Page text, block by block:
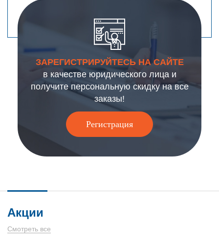
ЗАРЕГИСТРИРУЙТЕСЬ НА САЙТЕ
в качестве юридического лица и
получите персональную скидку на все
заказы!
Регистрация
Акции
Смотреть все